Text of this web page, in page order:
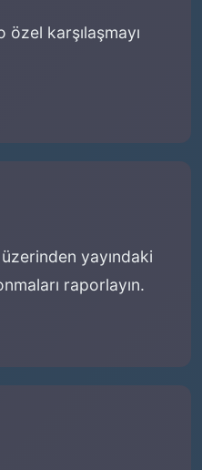
karşılaşmayı
üzerinden yayındaki
raporlayın.